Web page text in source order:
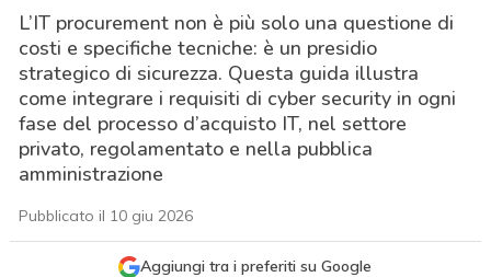
L’IT procurement non è più solo una questione di
costi e specifiche tecniche: è un presidio
strategico di sicurezza. Questa guida illustra
come integrare i requisiti di cyber security in ogni
fase del processo d’acquisto IT, nel settore
privato, regolamentato e nella pubblica
amministrazione
Pubblicato il 10 giu 2026
Aggiungi tra i preferiti su Google